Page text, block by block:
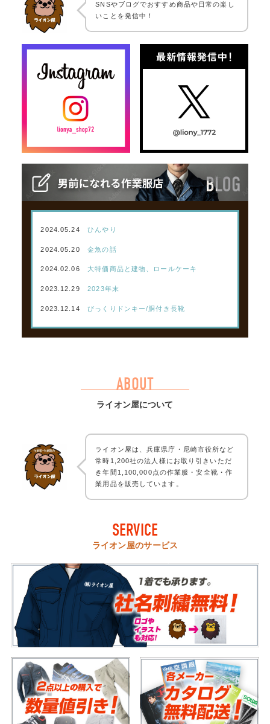
SNSやブログでおすすめ商品や日常の楽し
いことを発信中！
2024.05.24 ひんやり
2024.05.20 金魚の話
2024.02.06 大特価商品と建物、ロールケーキ
2023.12.29 2023年末
2023.12.14 びっくりドンキー/胴付き長靴
ABOUT
ライオン屋について
ライオン屋は、兵庫県庁・尼崎市役所など
常時1,200社の法人様にお取り引きいただ
き年間1,100,000点の作業服・安全靴・作
業用品を販売しています。
SERVICE
ライオン屋のサービス